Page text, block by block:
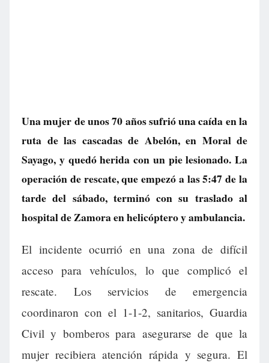
Una mujer de unos 70 años sufrió una caída en la
ruta de las cascadas de Abelón, en Moral de
Sayago, y quedó herida con un pie lesionado. La
operación de rescate, que empezó a las 5:47 de la
tarde del sábado, terminó con su traslado al
hospital de Zamora en helicóptero y ambulancia.
El incidente ocurrió en una zona de difícil
acceso para vehículos, lo que complicó el
rescate. Los servicios de emergencia
coordinaron con el 1-1-2, sanitarios, Guardia
Civil y bomberos para asegurarse de que la
mujer recibiera atención rápida y segura. El